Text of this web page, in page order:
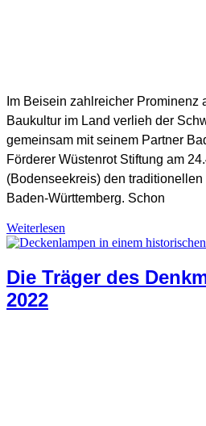
Baukultur
Im Beisein zahlreicher Prominenz
Baukultur im Land verlieh der
gemeinsam mit seinem Partner
Förderer Wüstenrot Stiftung am
(Bodenseekreis) den
Baden-Württemberg. Schon
Weiterlesen
Die Träger des
2022